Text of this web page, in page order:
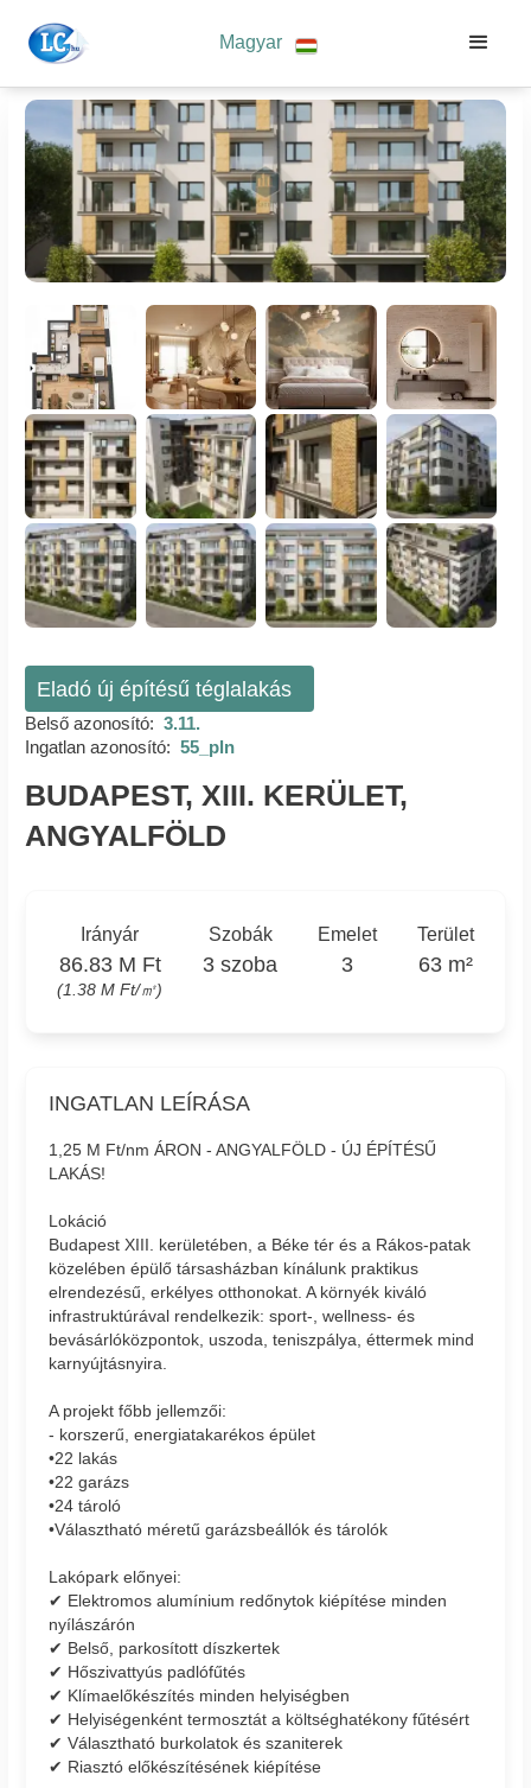
Magyar
Eladó új építésű téglalakás
Belső azonosító: 3.11.
Ingatlan azonosító: 55_pln
BUDAPEST, XIII. KERÜLET,
ANGYALFÖLD
Irányár
86.83 M Ft
(1.38 M Ft/㎡)
Szobák
3 szoba
Emelet
3
Terület
63 m²
INGATLAN LEÍRÁSA
1,25 M Ft/nm ÁRON - ANGYALFÖLD - ÚJ ÉPÍTÉSŰ
LAKÁS!
Lokáció
Budapest XIII. kerületében, a Béke tér és a Rákos-patak
közelében épülő társasházban kínálunk praktikus
elrendezésű, erkélyes otthonokat. A környék kiváló
infrastruktúrával rendelkezik: sport-, wellness- és
bevásárlóközpontok, uszoda, teniszpálya, éttermek mind
karnyújtásnyira.
A projekt főbb jellemzői:
- korszerű, energiatakarékos épület
•22 lakás
•22 garázs
•24 tároló
•Választható méretű garázsbeállók és tárolók
Lakópark előnyei:
✔ Elektromos alumínium redőnytok kiépítése minden
nyílászárón
✔ Belső, parkosított díszkertek
✔ Hőszivattyús padlófűtés
✔ Klímaelőkészítés minden helyiségben
✔ Helyiségenként termosztát a költséghatékony fűtésért
✔ Választható burkolatok és szaniterek
✔ Riasztó előkészítésének kiépítése